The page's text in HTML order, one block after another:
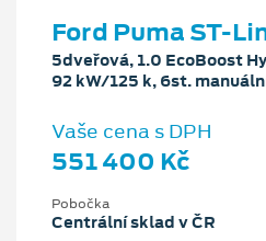
Ford Puma ST-
5dveřová, 1.0 EcoBoost
92 kW/125 k, 6st.
Vaše cena s DPH
551 400 Kč
Pobočka
Centrální sklad v ČR